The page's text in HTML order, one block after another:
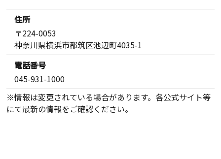
住所
〒224-0053
神奈川県横浜市都筑区池辺町4035-1
電話番号
045-931-1000
※情報は変更されている場合があります。各公式サイト等
にて最新の情報をご確認ください。